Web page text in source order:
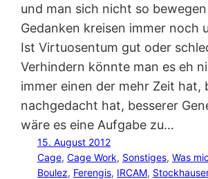
und man sich nicht so
Gedanken kreisen immer noch
Ist Virtuosentum gut oder
Verhindern könnte man es eh
immer einen der mehr Zeit hat,
nachgedacht hat, besserer
wäre es eine Aufgabe zu…
15. August 2012
Cage, Cage Work, Sonstiges, Was
Boulez, Ferengis, IRCAM,